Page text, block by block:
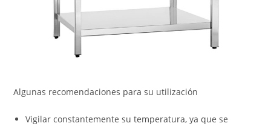
Algunas recomendaciones para su utilización
Vigilar constantemente su temperatura, ya que se